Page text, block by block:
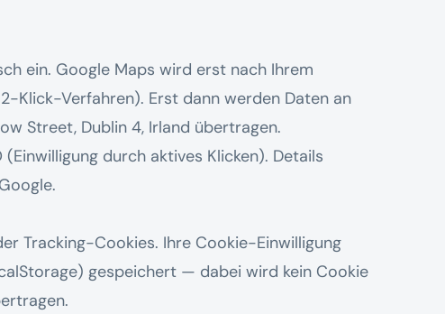
ein. Google Maps wird erst nach Ihrem
Klick-Verfahren). Erst dann werden Daten an
Street, Dublin 4, Irland übertragen.
(Einwilligung durch aktives Klicken). Details
.
Tracking-Cookies. Ihre Cookie-Einwilligung
gespeichert — dabei wird kein Cookie